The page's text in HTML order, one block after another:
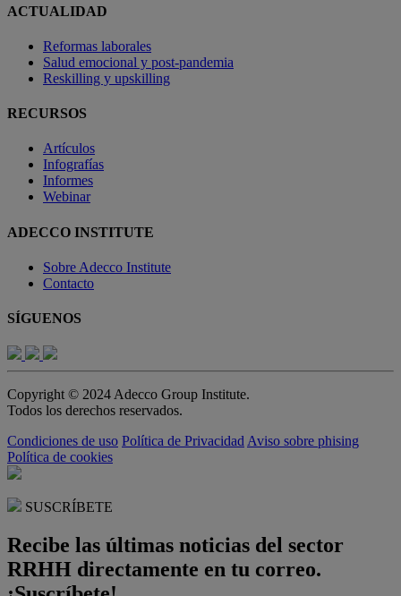
ACTUALIDAD
Reformas laborales
Salud emocional y post-pandemia
Reskilling y upskilling
RECURSOS
Artículos
Infografías
Informes
Webinar
ADECCO INSTITUTE
Sobre Adecco Institute
Contacto
SÍGUENOS
Copyright © 2024 Adecco Group Institute.
Todos los derechos reservados.
Condiciones de uso Política de PrivacidadAviso sobre phising
Política de cookies
SUSCRÍBETE
Recibe las últimas noticias del sector
RRHH directamente en tu correo.